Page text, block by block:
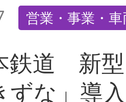
営業・事業・
鉄道 新
ずな」導入